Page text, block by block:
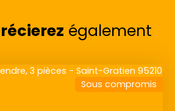
également
Sous compromis